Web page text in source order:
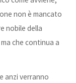
non è mancato
nobile della
che continua a
anzi verranno